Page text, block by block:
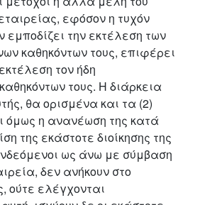
εφόσον η τυχόν
εμποδίζει την εκτέλεση των
καθηκόντων τους, επιφέρει
τον ήδη
τους. Η διάρκεια
θα ορισμένα και τα (2)
όμως η ανανέωση της κατά
της εκάστοτε διοίκησης της
ως άνω με σύμβαση
δεν ανήκουν στο
ούτε ελέγχονται